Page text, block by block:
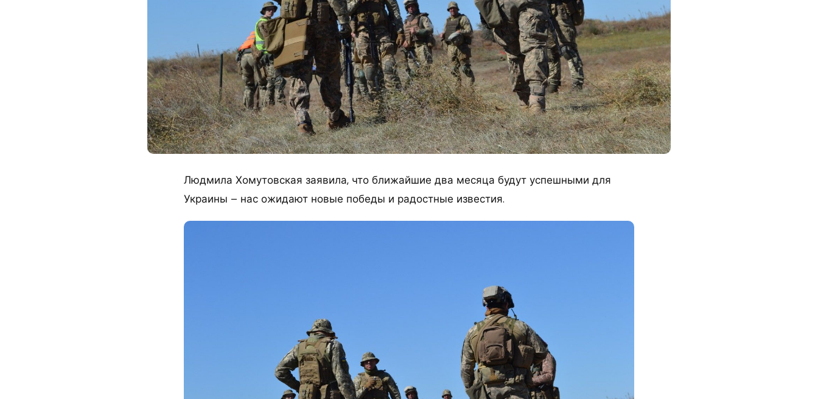
Людмила Хомутовская заявила, что ближайшие два месяца будут успешными для
Украины – нас ожидают новые победы и радостные известия.